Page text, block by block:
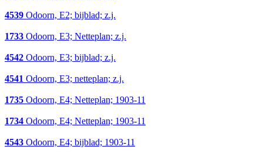
4539 Odoorn, E2; bijblad; z.j.
1733 Odoorn, E3; Netteplan; z.j.
4542 Odoorn, E3; bijblad; z.j.
4541 Odoorn, E3; netteplan; z.j.
1735 Odoorn, E4; Netteplan; 1903-11
1734 Odoorn, E4; Netteplan; 1903-11
4543 Odoorn, E4; bijblad; 1903-11